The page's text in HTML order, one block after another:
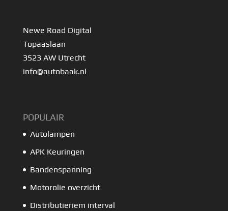
Newe Road Digital
Topaaslaan
3523 AW Utrecht
info@autobaak.nl
POPULAIR
Autolampen
APK Keuringen
Bandenspanning
Motorolie overzicht
Distributieriem interval